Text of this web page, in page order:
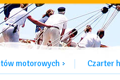
motorowych Czarter